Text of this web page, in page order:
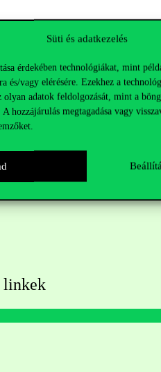
Süti és adatkezelés
érdekében technológiákat, mint
és/vagy elérésére. Ezekhez a
olyan adatok feldolgozását, mint a
hozzájárulás megtagadása vagy
előtt a
szolg@uni-corvinus.hu
linkek